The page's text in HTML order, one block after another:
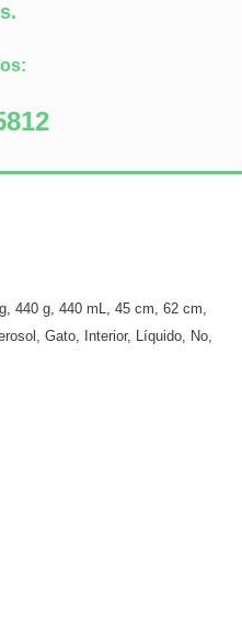
,440 g,440 mL,45 cm,62 cm,
,Gato, Interior, Líquido, No,